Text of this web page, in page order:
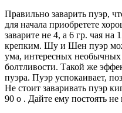
Правильно заварить пуэр,
для начала приобретете
заварите не 4, а 6 гр. чая
крепким. Шу и Шен пуэр
ума, интересных
болтливости. Такой же
пуэра. Пуэр успокаивает,
Не стоит заваривать пуэр
90 o . Дайте ему постоять